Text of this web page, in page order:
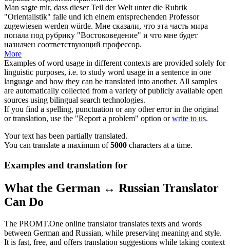
Man sagte mir, dass dieser Teil der Welt unter die Rubrik
"Orientalistik" falle und ich einem entsprechenden Professor
zugewiesen werden würde. Мне сказали, что эта часть мира
попала под рубрику "Востоковедение" и что мне будет
назначен соответствующий профессор.
More
Examples of word usage in different contexts are provided solely for
linguistic purposes, i.e. to study word usage in a sentence in one
language and how they can be translated into another. All samples
are automatically collected from a variety of publicly available open
sources using bilingual search technologies.
If you find a spelling, punctuation or any other error in the original
or translation, use the "Report a problem" option orwrite to us.
Your text has been partially translated.
You can translate a maximum of5000 characters at a time.
Examples and translation for
What the German ↔ Russian Translator
Can Do
The PROMT.One online translator translates texts and words
between German and Russian, while preserving meaning and style.
It is fast, free, and offers translation suggestions while taking context